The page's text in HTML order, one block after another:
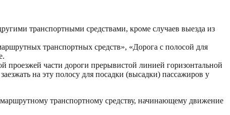
транспортными средствами, кроме случаев выезда из
транспортных средств», «Дорога с полосой для
проезжей части дороги прерывистой линией горизонтальной
на эту полосу для посадки (высадки) пассажиров у
транспортному средству, начинающему движение